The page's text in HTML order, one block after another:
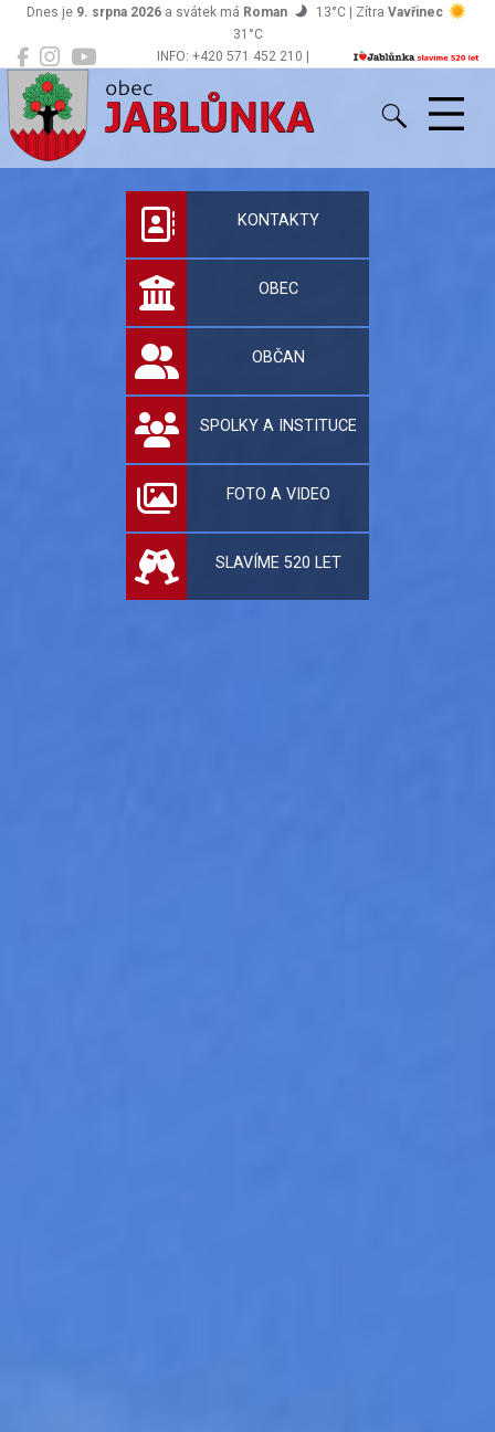
INFO: +420 571 452 210 |
Dnes je 9. srpna 2026 a svátek má Roman 13°C | Zítra Vavřinec
31°C
Jablůnka
Oficiální stránky
KONTAKTY
OBEC
OBČAN
SPOLKY A INSTITUCE
FOTO A VIDEO
SLAVÍME 520 LET